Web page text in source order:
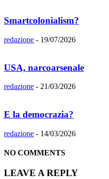
Smartcolonialism?
redazione - 19/07/2026
USA, narcoarsenale
redazione - 21/03/2026
E la democrazia?
redazione - 14/03/2026
NO COMMENTS
LEAVE A REPLY